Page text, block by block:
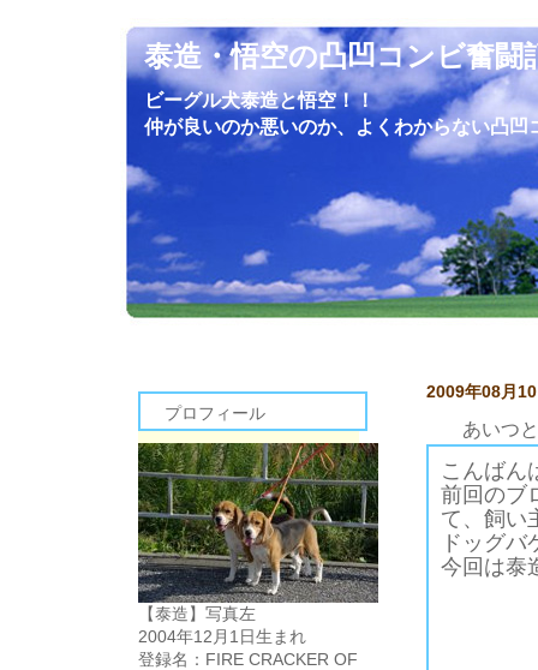
泰造・悟空の凸凹コンビ奮闘
ビーグル犬泰造と悟空！！
仲が良いのか悪いのか、よくわからない凸凹
プロフィール
【泰造】写真左
2004年12月1日生まれ
登録名：FIRE CRACKER OF
2009年08月
あいつ
こんばん
前回のブ
て、飼い
ドッグ
今回は泰